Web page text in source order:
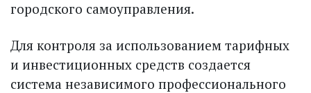
городского самоуправления.
Для контроля за использованием тарифных
и инвестиционных средств соз­дается
система независимого профессионального